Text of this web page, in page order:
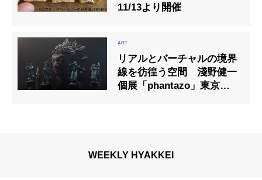
11/13より開催
リアルとバーチャルの境界
線を彷徨う空間 淺野健一
個展「phantazo」東京で開
WEEKLY HYAKKEI